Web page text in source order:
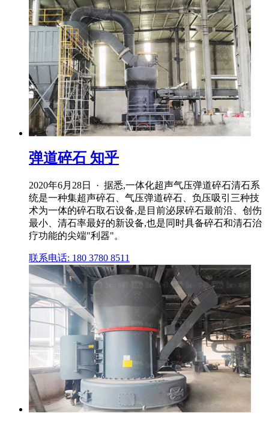
弹道碎石 知乎
2020年6月28日 · 据悉,一体化超声气压弹道碎石清石系
统是一种集超声碎石、气压弹道碎石、负压吸引三种技
术为一体的碎石取石设备,是目前泌尿碎石最前沿、创伤
最小、清石率最好的新设备,也是同时具备碎石和清石治
疗功能的尖端"利器"。
联系电话: 180 3780 8511